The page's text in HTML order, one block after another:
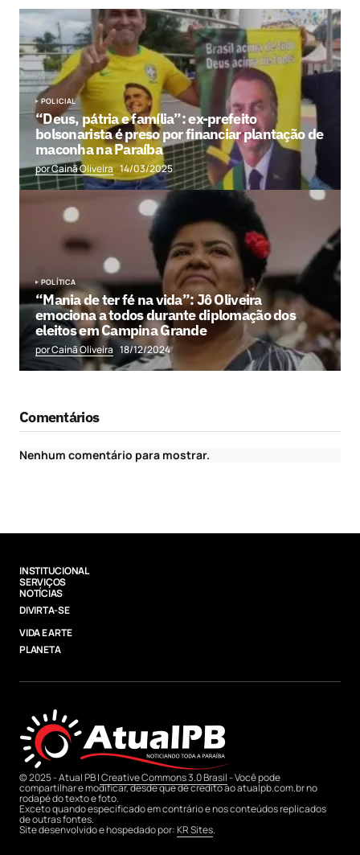
POLICIAL
“Deus, pátria e família”: ex-prefeito
bolsonarista é preso por financiar plantação de
maconha na Paraíba
por Cainã Oliveira 14/03/2025
POLÍTICA
“Mania de ter fé na vida”: Jô Oliveira
emociona a todos durante diplomação dos
eleitos em Campina Grande
por Cainã Oliveira 18/12/2024
Comentários
Nenhum comentário para mostrar.
INSTITUCIONAL
SERVIÇOS
NOTÍCIAS
DIVIRTA-SE
VIDA E ARTE
PLANETA
© 2025 - Atual PB |Creative Commons 3.0 Brasil- Você pode
compartilhar e modificar, desde que dê credito ao atualpb.com.br no
rodapé do texto e foto.
Exceto quando especificado em contrário e nos conteúdos replicados
de outras fontes.
Site desenvolvido e hospedado por:KR Sites.